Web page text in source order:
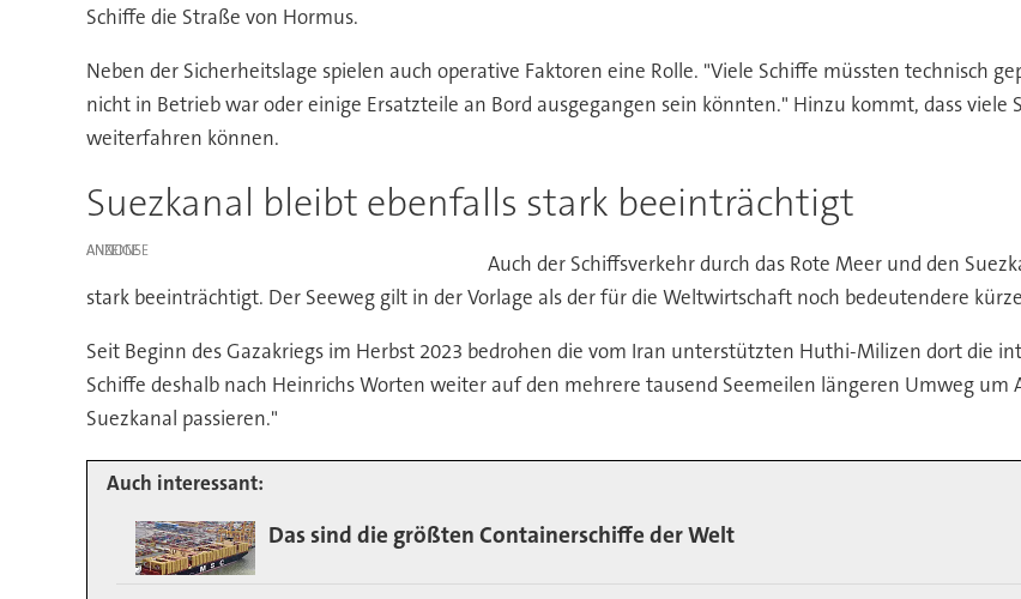
Schiffe die Straße von Hormus.
Neben der Sicherheitslage spielen auch operative Faktoren eine Rolle. "Viele Schiffe müssten technisch
nicht in Betrieb war oder einige Ersatzteile an Bord ausgegangen sein könnten." Hinzu kommt, dass
weiterfahren können.
Suezkanal bleibt ebenfalls stark beeinträchtigt
ANZEIGE
Auch der Schiffsverkehr durch das Rote Meer und den
stark beeinträchtigt. Der Seeweg gilt in der Vorlage als der für die Weltwirtschaft noch bedeutendere
Seit Beginn des Gazakriegs im Herbst 2023 bedrohen die vom Iran unterstützten Huthi-Milizen dort die
Schiffe deshalb nach Heinrichs Worten weiter auf den mehrere tausend Seemeilen längeren Umweg um
Suezkanal passieren."
Auch interessant:
Das sind die größten Containerschiffe der Welt